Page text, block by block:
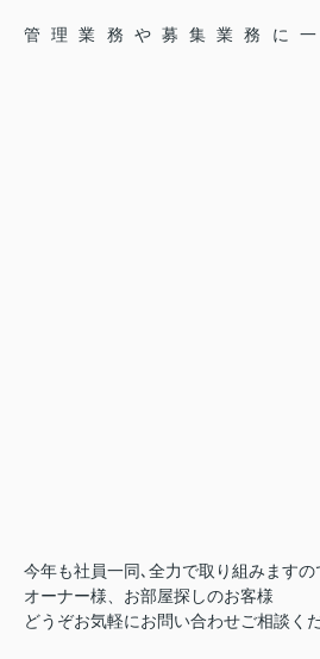
管理業務や募集業務に
今年も社員一同､全力で取り組みますの
オーナー様、お部屋探しのお客様
どうぞお気軽にお問い合わせご相談くだ